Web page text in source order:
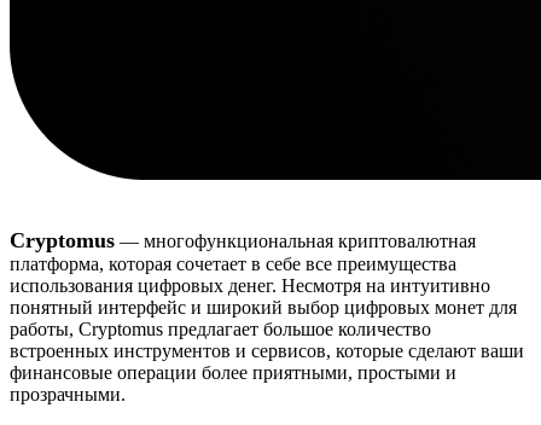
Cryptomus — многофункциональная криптовалютная
платформа, которая сочетает в себе все преимущества
использования цифровых денег. Несмотря на интуитивно
понятный интерфейс и широкий выбор цифровых монет для
работы, Cryptomus предлагает большое количество
встроенных инструментов и сервисов, которые сделают ваши
финансовые операции более приятными, простыми и
прозрачными.